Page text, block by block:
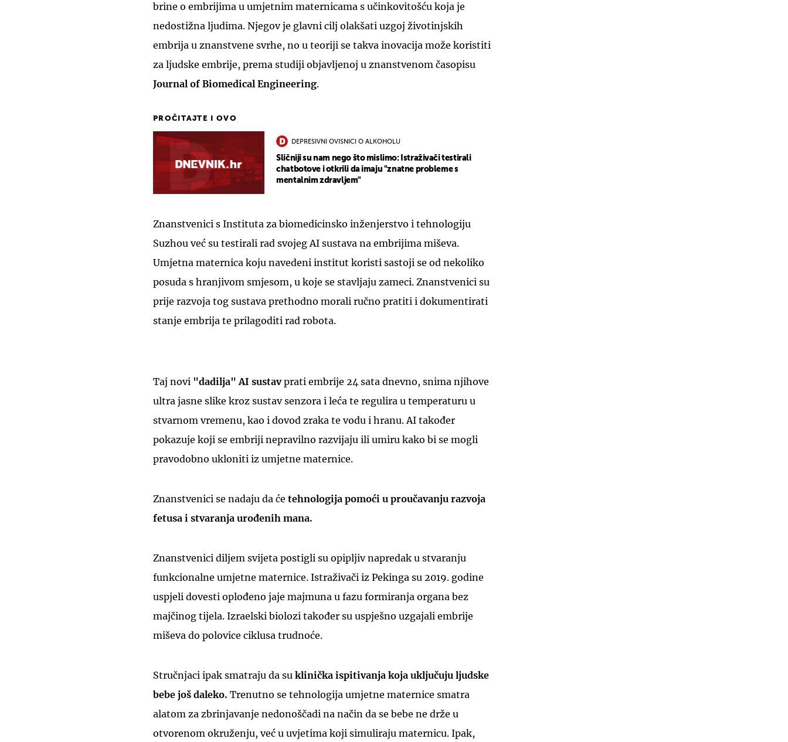
brine o embrijima u umjetnim maternicama s učinkovitošću koja je
nedostižna ljudima. Njegov je glavni cilj olakšati uzgoj životinjskih
embrija u znanstvene svrhe, no u teoriji se takva inovacija može koristiti
za ljudske embrije, prema studiji objavljenoj u znanstvenom časopisu
Journal of Biomedical Engineering.
PROČITAJTE I OVO
DEPRESIVNI OVISNICI O ALKOHOLU
Sličniji su nam nego što mislimo: Istraživači testirali
chatbotove i otkrili da imaju "znatne probleme s
mentalnim zdravljem"
Znanstvenici s Instituta za biomedicinsko inženjerstvo i tehnologiju
Suzhou već su testirali rad svojeg AI sustava na embrijima miševa.
Umjetna maternica koju navedeni institut koristi sastoji se od nekoliko
posuda s hranjivom smjesom, u koje se stavljaju zameci. Znanstvenici su
prije razvoja tog sustava prethodno morali ručno pratiti i dokumentirati
stanje embrija te prilagoditi rad robota.
Taj novi "dadilja" AI sustavprati embrije 24 sata dnevno, snima njihove
ultra jasne slike kroz sustav senzora i leća te regulira u temperaturu u
stvarnom vremenu, kao i dovod zraka te vodu i hranu. AI također
pokazuje koji se embriji nepravilno razvijaju ili umiru kako bi se mogli
pravodobno ukloniti iz umjetne maternice.
Znanstvenici se nadaju da će tehnologija pomoći u proučavanju razvoja
fetusa i stvaranja urođenih mana.
Znanstvenici diljem svijeta postigli su opipljiv napredak u stvaranju
funkcionalne umjetne maternice. Istraživači iz Pekinga su 2019. godine
uspjeli dovesti oplođeno jaje majmuna u fazu formiranja organa bez
majčinog tijela. Izraelski biolozi također su uspješno uzgajali embrije
miševa do polovice ciklusa trudnoće.
Stručnjaci ipak smatraju da su klinička ispitivanja koja uključuju ljudske
bebe još daleko. Trenutno se tehnologija umjetne maternice smatra
alatom za zbrinjavanje nedonoščadi na način da se bebe ne drže u
otvorenom okruženju, već u uvjetima koji simuliraju maternicu. Ipak,
UKLJUČITE NOTIFIKACIJE